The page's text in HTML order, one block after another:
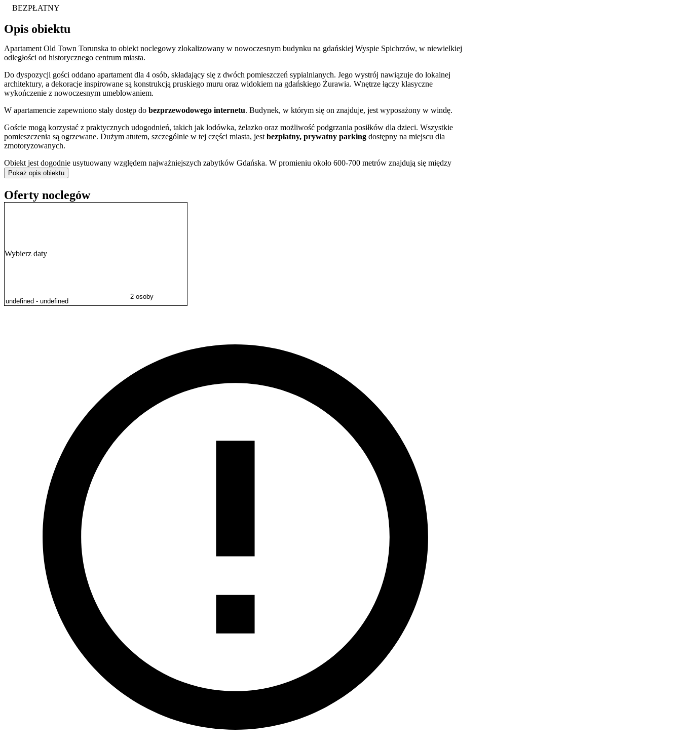
BEZPŁATNY
Opis obiektu
Apartament Old Town Torunska to obiekt noclegowy zlokalizowany w nowoczesnym budynku na gdańskiej Wyspie Spichrzów, w niewielkiej
odległości od historycznego centrum miasta.
Do dyspozycji gości oddano apartament dla 4 osób, składający się z dwóch pomieszczeń sypialnianych. Jego wystrój nawiązuje do lokalnej
architektury, a dekoracje inspirowane są konstrukcją pruskiego muru oraz widokiem na gdańskiego Żurawia. Wnętrze łączy klasyczne
wykończenie z nowoczesnym umeblowaniem.
W apartamencie zapewniono stały dostęp do bezprzewodowego internetu. Budynek, w którym się on znajduje, jest wyposażony w windę.
Goście mogą korzystać z praktycznych udogodnień, takich jak lodówka, żelazko oraz możliwość podgrzania posiłków dla dzieci. Wszystkie
pomieszczenia są ogrzewane. Dużym atutem, szczególnie w tej części miasta, jest bezpłatny, prywatny parking dostępny na miejscu dla
zmotoryzowanych.
Obiekt jest dogodnie usytuowany względem najważniejszych zabytków Gdańska. W promieniu około 600-700 metrów znajdują się między
innymi Zielona Brama, Długi Targ z Fontanną Neptuna, Ratusz Głównego Miasta oraz Długie Pobrzeże. Taka lokalizacja pozwala na
swobodne, piesze zwiedzanie serca miasta.
Doba hotelowa trwa od 15:00 do 10:00, a obsługa porozumiewa się w języku polskim i angielskim.
Pokaż opis obiektu
Oferty noclegów
Wybierz daty
2 osoby